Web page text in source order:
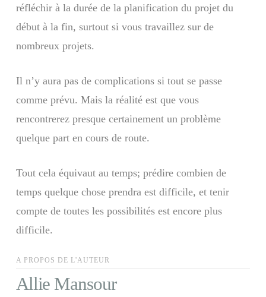
réfléchir à la durée de la planification du projet du
début à la fin, surtout si vous travaillez sur de
nombreux projets.
Il n’y aura pas de complications si tout se passe
comme prévu. Mais la réalité est que vous
rencontrerez presque certainement un problème
quelque part en cours de route.
Tout cela équivaut au temps; prédire combien de
temps quelque chose prendra est difficile, et tenir
compte de toutes les possibilités est encore plus
difficile.
A PROPOS DE L'AUTEUR
Allie Mansour